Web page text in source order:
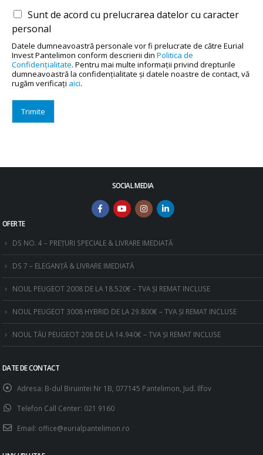
Sunt de acord cu prelucrarea datelor cu caracter
personal
Datele dumneavoastră personale vor fi prelucrate de către Eurial
Invest Pantelimon conform descrierii din Politica de
Confidenţialitate. Pentru mai multe informaţii privind drepturile
dumneavoastră la confidenţialitate şi datele noastre de contact, vă
rugăm verificaţi aici.
Trimite
SOCIAL MEDIA
OFERTE
DS NO. 4 – PREȚURI SPECIALE & LIVRARE IMEDIATĂ
DS 7 – ELEGANȚĂ & LIVRARE IMEDIATĂ
NOUL PEUGEOT 2008 DE LA 18.520€ – TVA ȘI REMAT INCLUSE
NOUL PEUGEOT 3008 HYBRID DE LA 29.800€ – TVA ȘI REMAT INCLUSE
NOUL TĂU PEUGEOT 208 DE LA 14.940€ – TVA ȘI REMAT INCLUSE
DATE DE CONTACT
Adresa: B-dul Biruintei Nr 1B, 077145 Pantelimon, Jud. Ilfov
Telefon Call Center: 021 9160
Email: office@eurialpantelimon.ro